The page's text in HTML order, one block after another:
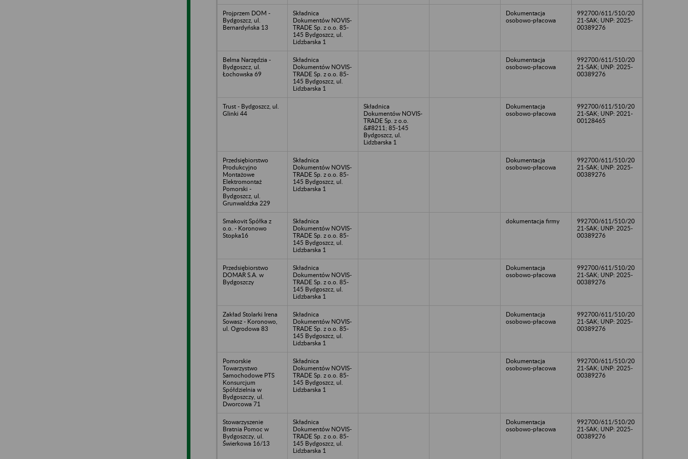
Projprzem DOM -
Bydgoszcz, ul.
Bernardyńska 13
Składnica
Dokumentów NOVIS-
TRADE Sp. z o.o. 85-
145 Bydgoszcz, ul.
Lidzbarska 1
Dokumentacja
osobowo-płacowa
992700/611/510/20
21-SAK; UNP: 2025-
00389276
Belma Narzędzia -
Bydgoszcz, ul.
Łochowska 69
Składnica
Dokumentów NOVIS-
TRADE Sp. z o.o. 85-
145 Bydgoszcz, ul.
Lidzbarska 1
Dokumentacja
osobowo-płacowa
992700/611/510/20
21-SAK; UNP: 2025-
00389276
Trust - Bydgoszcz, ul.
Glinki 44
Składnica
Dokumentów NOVIS-
TRADE Sp. z o.o.
&#8211; 85-145
Bydgoszcz, ul.
Lidzbarska 1
Dokumentacja
osobowo-płacowa
992700/611/510/20
21-SAK; UNP: 2021-
00128465
Przedsiębiorstwo
Produkcyjno
Montażowe
Elektromontaż
Pomorski -
Bydgoszcz, ul.
Grunwaldzka 229
Składnica
Dokumentów NOVIS-
TRADE Sp. z o.o. 85-
145 Bydgoszcz, ul.
Lidzbarska 1
Dokumentacja
osobowo-płacowa
992700/611/510/20
21-SAK; UNP: 2025-
00389276
Smakovit Spółka z
o.o. - Koronowo
Stopka16
Składnica
Dokumentów NOVIS-
TRADE Sp. z o.o. 85-
145 Bydgoszcz, ul.
Lidzbarska 1
dokumentacja firmy
992700/611/510/20
21-SAK; UNP: 2025-
00389276
Przedsiębiorstwo
DOMAR S.A. w
Bydgoszczy
Składnica
Dokumentów NOVIS-
TRADE Sp. z o.o. 85-
145 Bydgoszcz, ul.
Lidzbarska 1
Dokumentacja
osobowo-płacowa
992700/611/510/20
21-SAK; UNP: 2025-
00389276
Zakład Stolarki Irena
Sowasz - Koronowo,
ul. Ogrodowa 83
Składnica
Dokumentów NOVIS-
TRADE Sp. z o.o. 85-
145 Bydgoszcz, ul.
Lidzbarska 1
Dokumentacja
osobowo-płacowa
992700/611/510/20
21-SAK; UNP: 2025-
00389276
Pomorskie
Towarzystwo
Samochodowe PTS
Konsurcjum
Spółdzielnia w
Bydgoszczy, ul.
Dworcowa 71
Składnica
Dokumentów NOVIS-
TRADE Sp. z o.o. 85-
145 Bydgoszcz, ul.
Lidzbarska 1
Dokumentacja
osobowo-płacowa
992700/611/510/20
21-SAK; UNP: 2025-
00389276
Stowarzyszenie
Bratnia Pomoc w
Bydgoszczy, ul.
Świerkowa 16/13
Składnica
Dokumentów NOVIS-
TRADE Sp. z o.o. 85-
145 Bydgoszcz, ul.
Lidzbarska 1
Dokumentacja
osobowo-płacowa
992700/611/510/20
21-SAK; UNP: 2025-
00389276